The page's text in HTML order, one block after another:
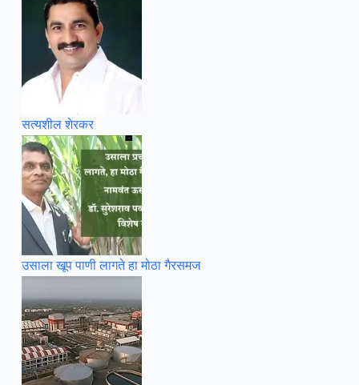
सत्यशील शेरकर
उसाला खूप पाणी लागते हा मोठा गैरसमज